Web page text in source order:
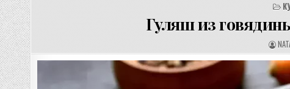
Гуляш из
А
В
Т
О
Р
Р